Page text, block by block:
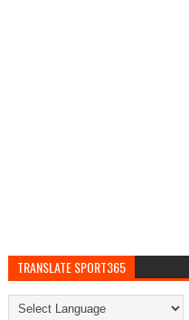
TRANSLATE SPORT365